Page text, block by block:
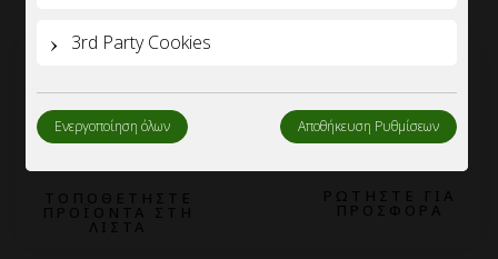
1
ΤΟΠΟΘΕΤΗΣΤΕ
ΠΡΟΪΟΝΤΑ ΣΤΗ
ΛΙΣΤΑ
2
ΡΩΤΗΣΤΕ ΓΙΑ
ΠΡΟΣΦΟΡΑ
3rd Party Cookies
Ενεργοποίηση όλων Αποθήκευση Ρυθμίσεων